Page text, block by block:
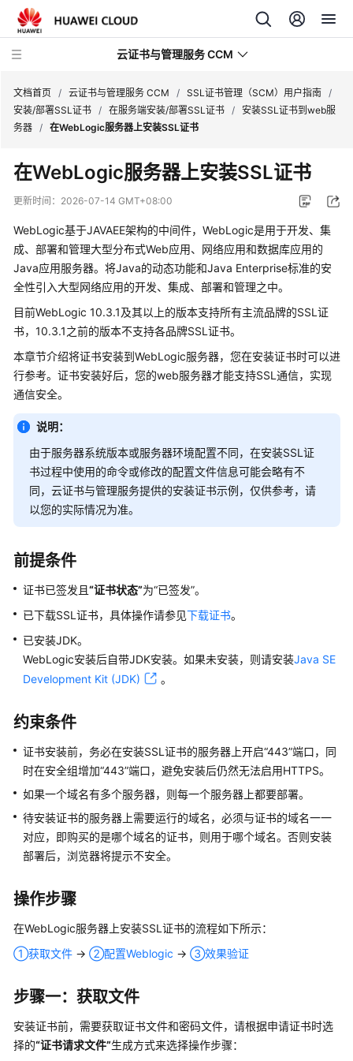
云证书与管理服务 CCM
动
态
服
务
公
告
快
速
入
门
品
绍
计
费
说
SSL
书
管
理
用
指
SSL
证
书
用
流
过
IAM
予
使
用
SCM
文档首页 / 云证书与管理服务 CCM / SSL证书管理（SCM）用户指南 /
安装/部署SSL证书 / 在服务端安装/部署SSL证书 / 安装SSL证书到web服
务器 / 在WebLogic服务器上安装SSL证书
在WebLogic服务器上安装SSL证书
更新时间： 2026-07-14 GMT+08:00
WebLogic基于JAVAEE架构的中间件，WebLogic是用于开发、集
成、部署和管理大型分布式Web应用、网络应用和数据库应用的
Java应用服务器。将Java的动态功能和Java Enterprise标准的安
全性引入大型网络应用的开发、集成、部署和管理之中。
目前WebLogic 10.3.1及其以上的版本支持所有主流品牌的SSL证
书，10.3.1之前的版本不支持各品牌SSL证书。
本章节介绍将证书安装到WebLogic服务器，您在安装证书时可以进
行参考。证书安装好后，您的web服务器才能支持SSL通信，实现
通信安全。
说明：
由于服务器系统版本或服务器环境配置不同，在安装SSL证
书过程中使用的命令或修改的配置文件信息可能会略有不
同，云证书与管理服务提供的安装证书示例，仅供参考，请
以您的实际情况为准。
前提条件
证书已签发且“证书状态”为“已签发”。
已下载SSL证书，具体操作请参见下载证书。
已安装JDK。
WebLogic安装后自带JDK安装。如果未安装，则请安装Java SE
Development Kit (JDK)
。
约束条件
证书安装前，务必在安装SSL证书的服务器上开启“443”端口，同
时在安全组增加“443”端口，避免安装后仍然无法启用HTTPS。
如果一个域名有多个服务器，则每一个服务器上都要部署。
待安装证书的服务器上需要运行的域名，必须与证书的域名一一
对应，即购买的是哪个域名的证书，则用于哪个域名。否则安装
部署后，浏览器将提示不安全。
操作步骤
在WebLogic服务器上安装SSL证书的流程如下所示：
①获取文件 → ②配置Weblogic → ③效果验证
步骤一：获取文件
安装证书前，需要获取证书文件和密码文件，请根据申请证书时选
择的“证书请求文件”生成方式来选择操作步骤：